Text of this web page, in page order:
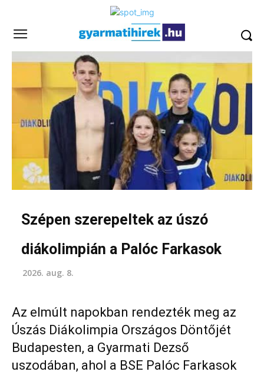
Szépen szerepeltek az úszó
diákolimpián a Palóc Farkasok
2026. aug. 8.
Az elmúlt napokban rendezték meg az
Úszás Diákolimpia Országos Döntőjét
Budapesten, a Gyarmati Dezső
uszodában, ahol a BSE Palóc Farkasok